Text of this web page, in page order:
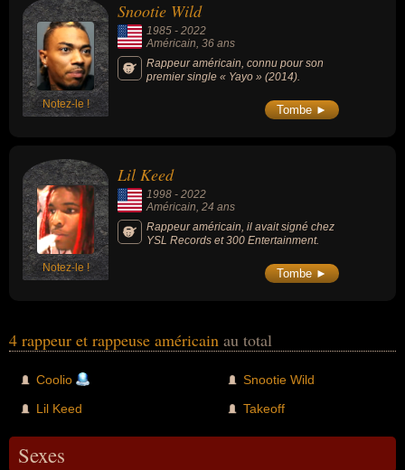
Notez-le !
Snootie Wild
1985 - 2022
Américain, 36 ans
Rappeur américain, connu pour son
premier single « Yayo » (2014).
Tombe ►
Notez-le !
Lil Keed
1998 - 2022
Américain , 24 ans
Rappeur américain, il avait signé chez
YSL Records et 300 Entertainment.
Tombe ►
4 rappeur et rappeuse américain au total
Coolio
Lil Keed
Snootie Wild
Takeoff
Sexes